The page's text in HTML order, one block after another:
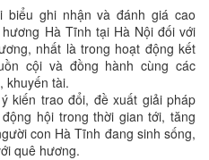
biểu ghi nhận và đánh giá cao
Hà Tĩnh tại Hà Nội đối với
nhất là trong hoạt động kết
cội và đồng hành cùng các
khuyến tài.
kiến trao đổi, đề xuất giải pháp
hội trong thời gian tới, tăng
con Hà Tĩnh đang sinh sống,
quê hương.